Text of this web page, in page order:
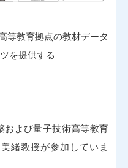
等教育拠点の教材データ
を提供する
および量子技術高等教育
緒教授が参加していま